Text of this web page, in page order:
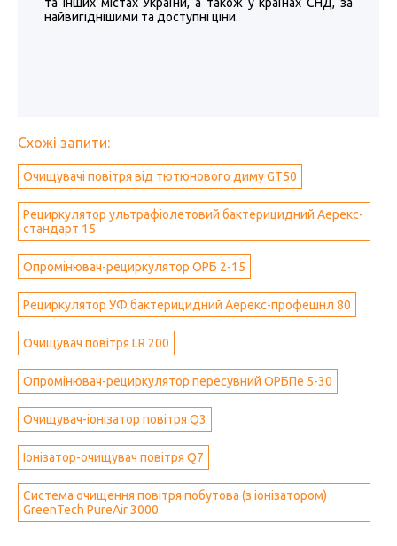
та інших містах України, а також у країнах СНД, за
найвигіднішими та доступні ціни.
Схожі запити:
Очищувачі повітря від тютюнового диму GT50
Рециркулятор ультрафіолетовий бактерицидний Аерекс-
стандарт 15
Опромінювач-рециркулятор ОРБ 2-15
Рециркулятор УФ бактерицидний Аерекс-профешнл 80
Очищувач повітря LR 200
Опромінювач-рециркулятор пересувний ОРБПе 5-30
Очищувач-іонізатор повітря Q3
Іонізатор-очищувач повітря Q7
Система очищення повітря побутова (з іонізатором)
GreenTech PureAir 3000